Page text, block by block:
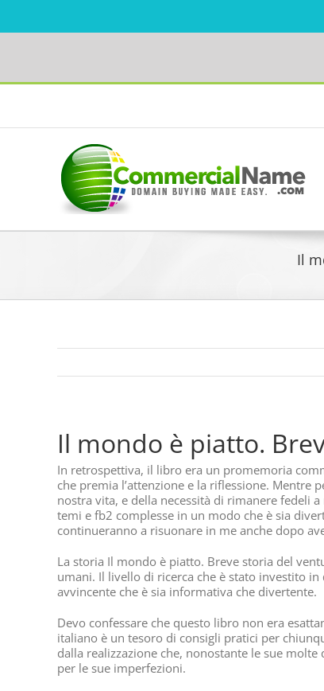
Skip
Il
Il mondo è piatto.
In retrospettiva, il libro era un promemoria
che premia l’attenzione e la riflessione. Mentre
nostra vita, e della necessità di rimanere fedeli
temi e fb2 complesse in un modo che è sia
continueranno a risuonare in me anche dopo
La storia Il mondo è piatto. Breve storia del
umani. Il livello di ricerca che è stato investito
avvincente che è sia informativa che divertente.
Devo confessare che questo libro non era
italiano è un tesoro di consigli pratici per
dalla realizzazione che, nonostante le sue
per le sue imperfezioni.